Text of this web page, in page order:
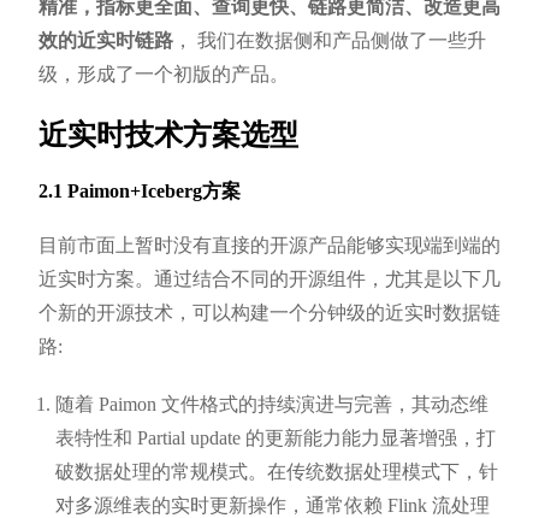
精准，指标更全面、查询更快、链路更简洁、改造更高
效的近实时链路 ， 我们在数据侧和产品侧做了一些升
级，形成了一个初版的产品。
近实时技术方案选型
2.1 Paimon+Iceberg方案
目前市面上暂时没有直接的开源产品能够实现端到端的
近实时方案。通过结合不同的开源组件，尤其是以下几
个新的开源技术，可以构建一个分钟级的近实时数据链
路:
随着 Paimon 文件格式的持续演进与完善，其动态维
表特性和 Partial update 的更新能力能力显著增强，打
破数据处理的常规模式。在传统数据处理模式下，针
对多源维表的实时更新操作，通常依赖 Flink 流处理